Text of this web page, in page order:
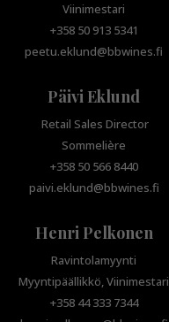
Viinimestari
+358 50 913 5341
peetu.eklund@bbwines.fi
Päivi Eklund
Retail Sales Director
Sommelière
+358 50 566 8440
paivi.eklund@bbwines.fi
Henri Pelkonen
Ravintolamyynti
Myyntipäällikkö, Viinimestari
+358 44 333 7344